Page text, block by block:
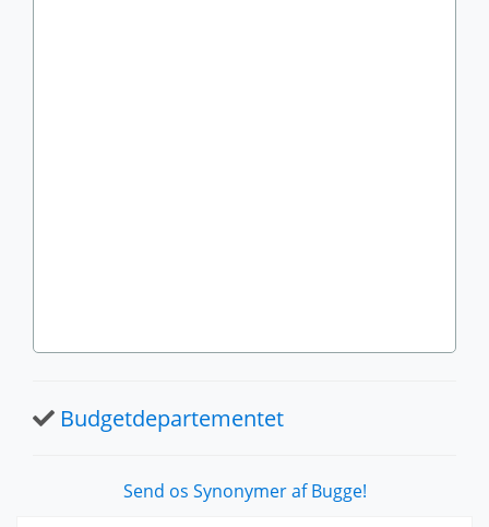
Budgetdepartementet
Send os Synonymer af Bugge!